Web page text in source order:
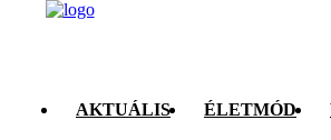
AKTUÁLIS ÉLETMÓD